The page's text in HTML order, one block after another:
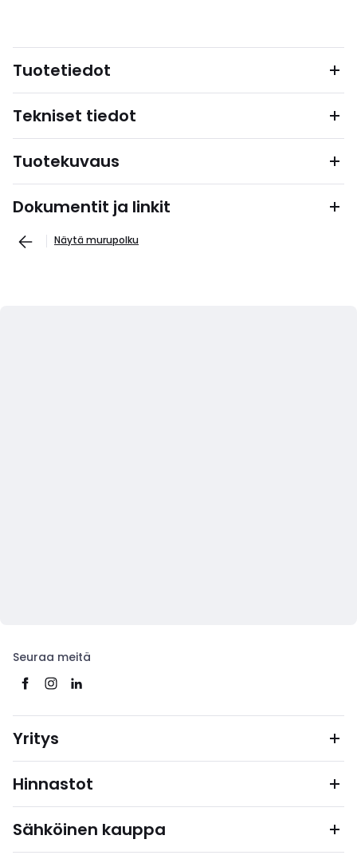
Tuotetiedot
Tekniset tiedot
Tuotekuvaus
Dokumentit ja linkit
Näytä murupolku
Seuraa meitä
Yritys
Hinnastot
Sähköinen kauppa